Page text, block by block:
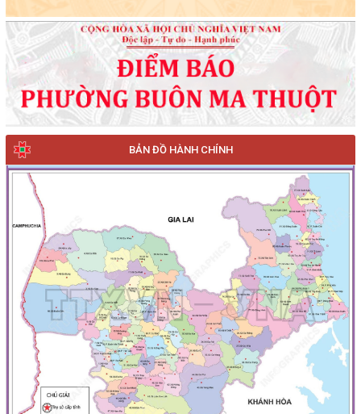
BẢN ĐỒ HÀNH CHÍNH